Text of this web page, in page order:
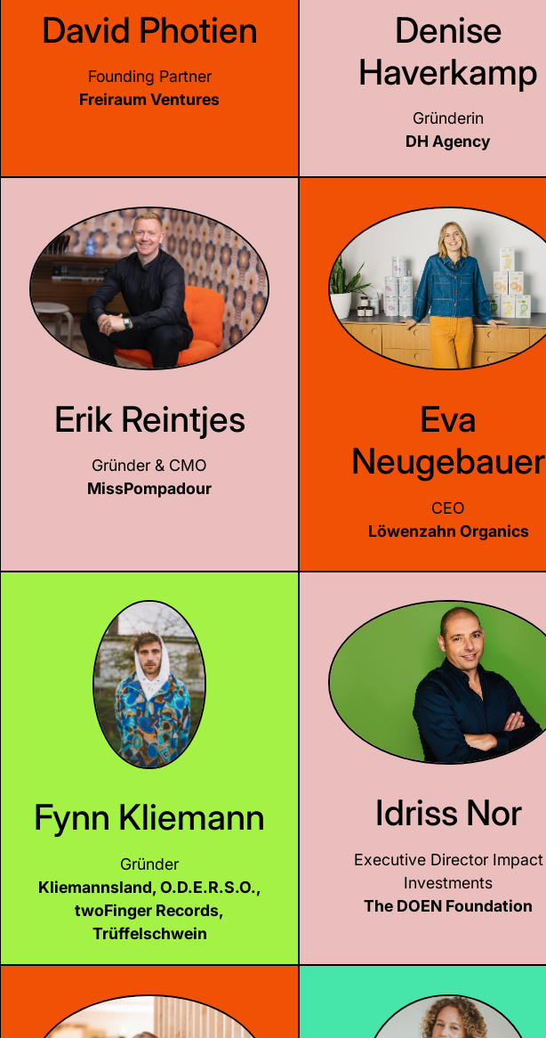
David Photien
Founding Partner
Freiraum Ventures
LinkedIn
Denise
Haverkamp
Gründerin
DH Agency
LinkedIn
Erik Reintjes
Gründer & CMO
MissPompadour
Eva
Neugebauer
CEO
Löwenzahn Organics
Fynn Kliemann
Gründer
Kliemannsland, O.D.E.R.S.O.,
twoFinger Records,
Trüffelschwein
LinkedIn
Idriss Nor
Executive Director Impact
Investments
The DOEN Foundation